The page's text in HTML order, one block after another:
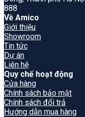
888
Về Amico
Giới thiệu
Showroom
Tin tức
Dự án
Liên hệ
Quy chế hoạt động
Cửa hàng
Chính sách bảo mật
Chính sách đổi trả
Hướng dẫn mua hàng